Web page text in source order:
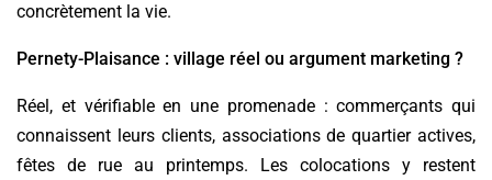
concrètement la vie.
Pernety-Plaisance : village réel ou argument marketing ?
Réel, et vérifiable en une promenade : commerçants qui
connaissent leurs clients, associations de quartier actives,
fêtes de rue au printemps. Les colocations y restent